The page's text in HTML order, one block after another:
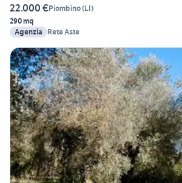
22.000 €Piombino(LI)
290 mq
Agenzia
Rete Aste